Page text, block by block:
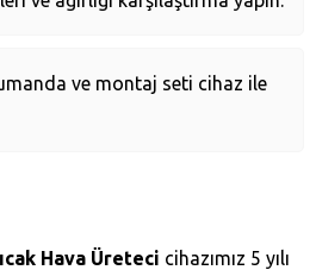
ve montaj seti cihaz ile
Hava Üreteci cihazımız 5 yılı